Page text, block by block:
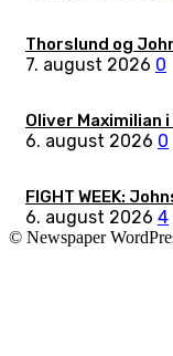
Thorslund og
7. august 2026 0
Oliver Maximilian
6. august 2026 0
FIGHT WEEK:
6. august 2026 4
© Newspaper